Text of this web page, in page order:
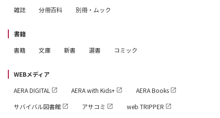
雑誌
分冊百科 別冊・ムック
書籍
書籍
文庫 新書 選書 コミック
WEBメディア
AERA DIGITAL
AERA with Kids+
AERA Books
サバイバル図書館
アサコミ
web TRIPPER